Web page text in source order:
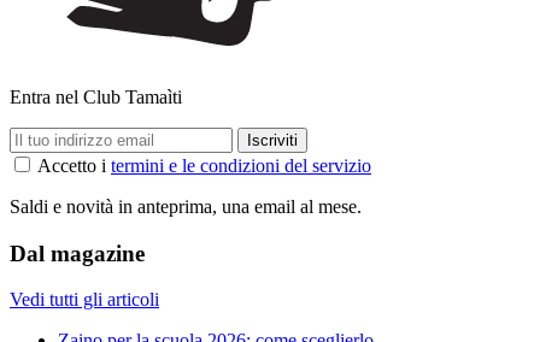
Entra nel Club Tamaìti
Accetto i termini e le condizioni del servizio
Saldi e novità in anteprima, una email al mese.
Dal magazine
Vedi tutti gli articoli